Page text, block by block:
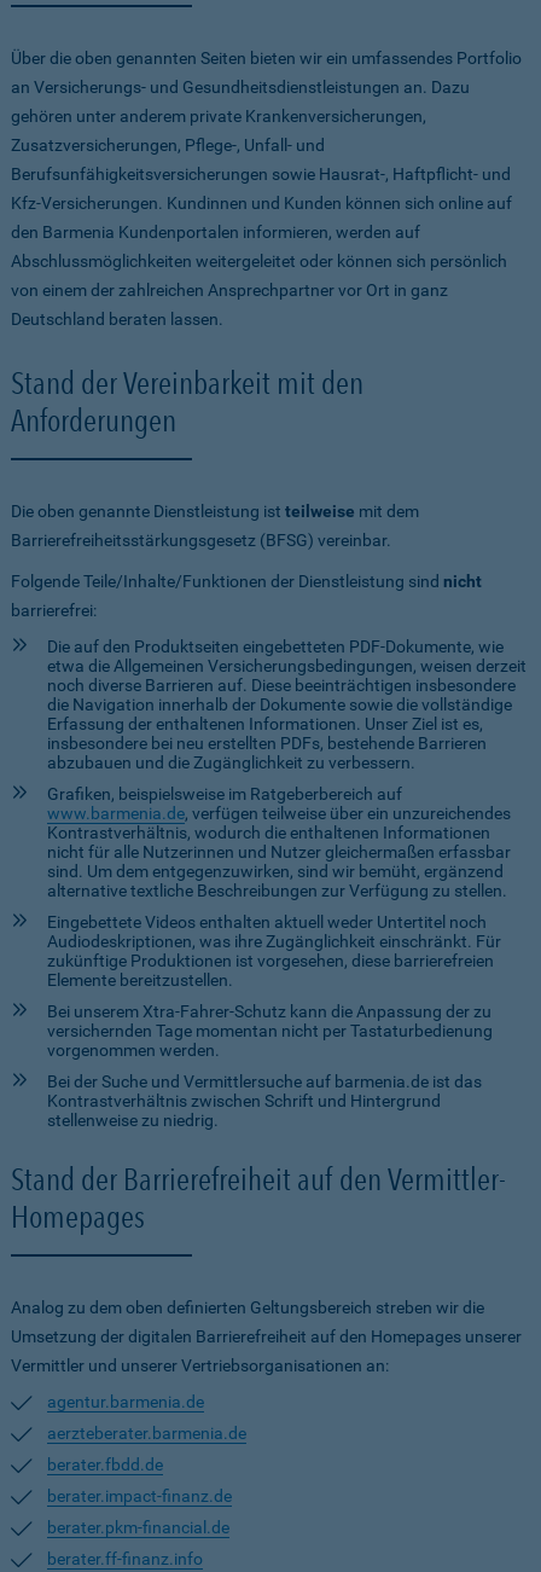
Über die oben genannten Seiten bieten wir ein umfassendes Portfolio
an Versicherungs- und Gesundheitsdienstleistungen an. Dazu
gehören unter anderem private Krankenversicherungen,
Zusatzversicherungen, Pflege-, Unfall- und
Berufsunfähigkeitsversicherungen sowie Hausrat-, Haftpflicht- und
Kfz-Versicherungen. Kundinnen und Kunden können sich online auf
den Barmenia Kundenportalen informieren, werden auf
Abschlussmöglichkeiten weitergeleitet oder können sich persönlich
von einem der zahlreichen Ansprechpartner vor Ort in ganz
Deutschland beraten lassen.
Stand der Vereinbarkeit mit den
Anforderungen
Die oben genannte Dienstleistung ist teilweise mit dem
Barrierefreiheitsstärkungsgesetz (BFSG) vereinbar.
Folgende Teile/Inhalte/Funktionen der Dienstleistung sind nicht
barrierefrei:
Die auf den Produktseiten eingebetteten PDF-Dokumente, wie
etwa die Allgemeinen Versicherungsbedingungen, weisen derzeit
noch diverse Barrieren auf. Diese beeinträchtigen insbesondere
die Navigation innerhalb der Dokumente sowie die vollständige
Erfassung der enthaltenen Informationen. Unser Ziel ist es,
insbesondere bei neu erstellten PDFs, bestehende Barrieren
abzubauen und die Zugänglichkeit zu verbessern.
Grafiken, beispielsweise im Ratgeberbereich auf
www.barmenia.de, verfügen teilweise über ein unzureichendes
Kontrastverhältnis, wodurch die enthaltenen Informationen
nicht für alle Nutzerinnen und Nutzer gleichermaßen erfassbar
sind. Um dem entgegenzuwirken, sind wir bemüht, ergänzend
alternative textliche Beschreibungen zur Verfügung zu stellen.
Eingebettete Videos enthalten aktuell weder Untertitel noch
Audiodeskriptionen, was ihre Zugänglichkeit einschränkt. Für
zukünftige Produktionen ist vorgesehen, diese barrierefreien
Elemente bereitzustellen.
Bei unserem Xtra-Fahrer-Schutz kann die Anpassung der zu
versichernden Tage momentan nicht per Tastaturbedienung
vorgenommen werden.
Bei der Suche und Vermittlersuche auf barmenia.de ist das
Kontrastverhältnis zwischen Schrift und Hintergrund
stellenweise zu niedrig.
Stand der Barrierefreiheit auf den Vermittler-
Homepages
Analog zu dem oben definierten Geltungsbereich streben wir die
Umsetzung der digitalen Barrierefreiheit auf den Homepages unserer
Vermittler und unserer Vertriebsorganisationen an:
agentur.barmenia.de
aerzteberater.barmenia.de
berater.fbdd.de
berater.impact-finanz.de
berater.pkm-financial.de
berater.ff-finanz.info